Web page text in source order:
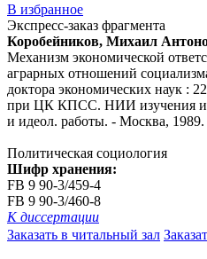
В избранное
Экспресс-заказ фрагмента
Коробейников, Михаил
Механизм экономической
аграрных отношений
доктора экономических наук :
при ЦК КПСС. НИИ изучения и
и идеол. работы. - Москва, 1989.
Политическая социология
Шифр хранения:
FB 9 90-3/459-4
FB 9 90-3/460-8
К диссертации
Заказать в читальный зал